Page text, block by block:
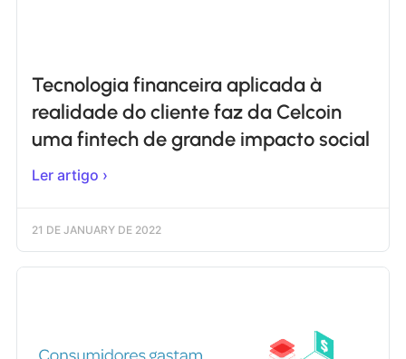
Tecnologia financeira aplicada à
realidade do cliente faz da Celcoin
uma fintech de grande impacto social
Ler artigo ›
21 DE JANUARY DE 2022